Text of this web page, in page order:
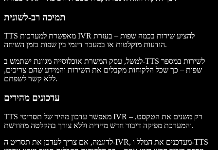
תמיכה רב-לשונית
TTS מאפשרת למערכות IVR להציע שירות בכמה שפות – בעזרת
הודעות מוקלטות או במעבר דינמי בין שפות בזמן השיחה.
למשל, עסק המשרת אוכלוסייה מגוונת ישתמש ב-TTS לשירות במספר
שפות – כך שכל הלקוחות מקבלים את השירות והמידע שהם צריכים,
ללא קשר לשפתם.
עדכונים מהירים
TTS מאפשר עדכון מהיר של תסריטי IVR – רק משנים את הטקסט,
והמערכת מפיקה דיבור חדש מיידית וללא צורך בהקלטה מחודשת.
לדוגמה, אם צריך לעדכן את תסריט ה-IVR, מעדכנים את המלל ו-TTS